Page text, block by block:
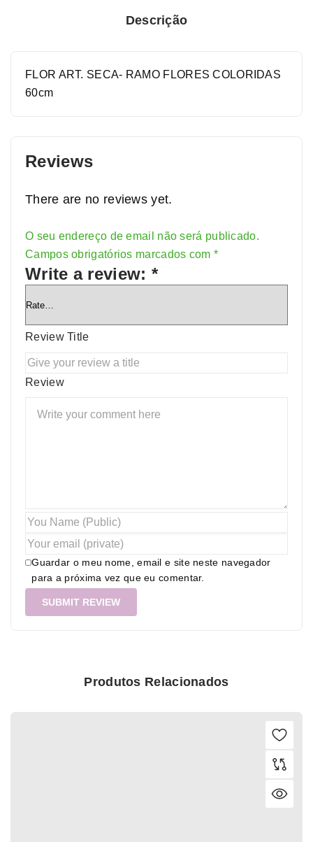
Descrição
FLOR ART. SECA- RAMO FLORES COLORIDAS
60cm
Reviews
There are no reviews yet.
O seu endereço de email não será publicado.
Campos obrigatórios marcados com *
Write a review: *
Review Title
Review
Guardar o meu nome, email e site neste navegador
para a próxima vez que eu comentar.
Alternative:
Produtos Relacionados